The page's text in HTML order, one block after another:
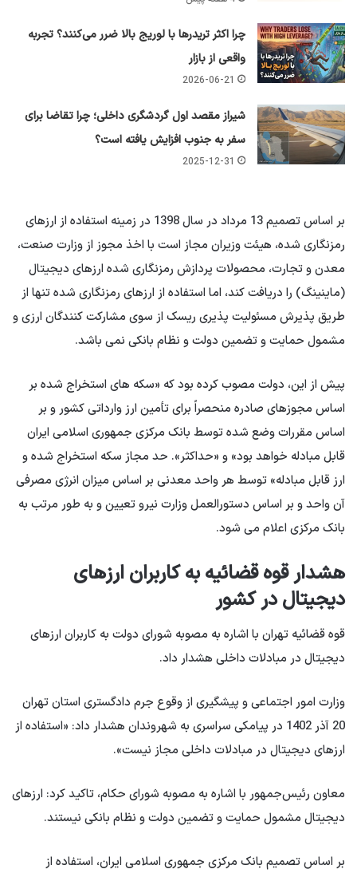
چرا اکثر تریدرها با لوریج بالا ضرر می‌کنند؟ تجربه
واقعی از بازار
2026-06-21
شیراز مقصد اول گردشگری داخلی؛ چرا تقاضا برای
سفر به جنوب افزایش یافته است؟
2025-12-31
بر اساس تصمیم 13 مرداد در سال 1398 در زمینه استفاده از ارزهای
رمزنگاری شده، هیئت وزیران مجاز است با اخذ مجوز از وزارت صنعت،
معدن و تجارت، محصولات پردازش رمزنگاری شده ارزهای دیجیتال
(ماینینگ) را دریافت کند، اما استفاده از ارزهای رمزنگاری شده تنها از
طریق پذیرش مسئولیت پذیری ریسک از سوی مشارکت کنندگان ارزی و
مشمول حمایت و تضمین دولت و نظام بانکی نمی باشد.
پیش از این، دولت مصوب کرده بود که «سکه های استخراج شده بر
اساس مجوزهای صادره منحصراً برای تأمین ارز وارداتی کشور و بر
اساس مقررات وضع شده توسط بانک مرکزی جمهوری اسلامی ایران
قابل مبادله خواهد بود» و «حداکثر». حد مجاز سکه استخراج شده و
ارز قابل مبادله» توسط هر واحد معدنی بر اساس میزان انرژی مصرفی
آن واحد و بر اساس دستورالعمل وزارت نیرو تعیین و به طور مرتب به
بانک مرکزی اعلام می شود.
هشدار قوه قضائیه به کاربران ارزهای
دیجیتال در کشور
قوه قضائیه تهران با اشاره به مصوبه شورای دولت به کاربران ارزهای
دیجیتال در مبادلات داخلی هشدار داد.
وزارت امور اجتماعی و پیشگیری از وقوع جرم دادگستری استان تهران
20 آذر 1402 در پیامکی سراسری به شهروندان هشدار داد: «استفاده از
ارزهای دیجیتال در مبادلات داخلی مجاز نیست».
معاون رئیس‌جمهور با اشاره به مصوبه شورای حکام، تاکید کرد: ارزهای
دیجیتال مشمول حمایت و تضمین دولت و نظام بانکی نیستند.
بر اساس تصمیم بانک مرکزی جمهوری اسلامی ایران، استفاده از